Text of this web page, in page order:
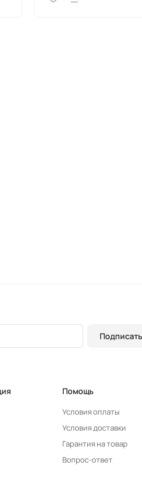
Помощь
Условия оплаты
Условия доставки
Гарантия на товар
Вопрос-ответ